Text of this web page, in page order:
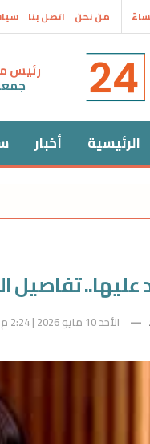
من نحن اتصل بنا
رئيس
الرئيسية أخبار
تفاصيل
الأحد 10 مايو 2026 | 2:24 م